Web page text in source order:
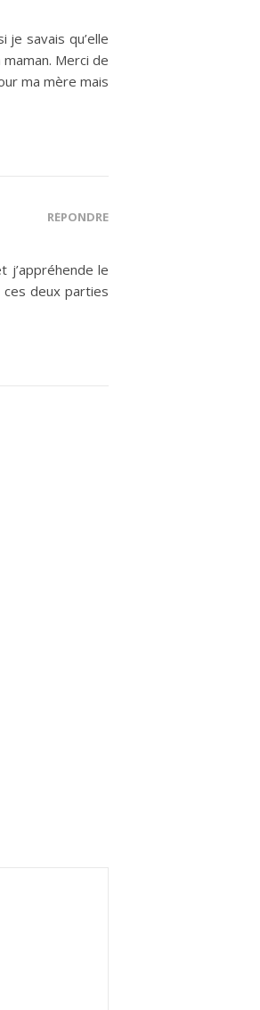
savais qu’elle
Merci de
ma mère mais
RÉPONDRE
j’appréhende le
deux parties